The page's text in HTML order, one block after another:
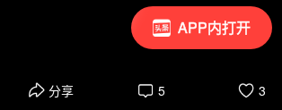
APP内打开
分享 5 3